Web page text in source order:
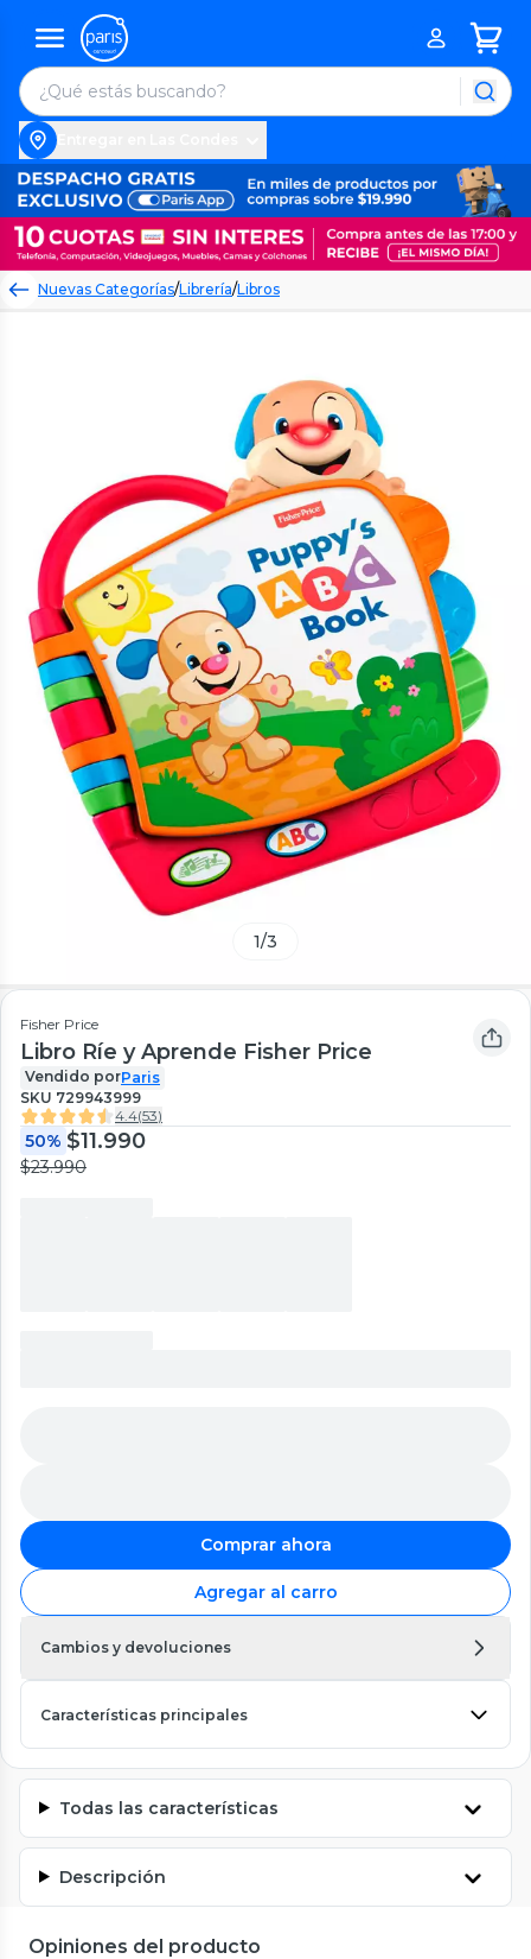
Nuevas Categorías/Librería/Libros
1/3
Fisher Price
Libro Ríe y Aprende Fisher Price
Vendido porParis
SKU 729943999
4.4(53)
50% $11.990
$23.990
Comprar ahora
Agregar al carro
Cambios y devoluciones
Características principales
Todas las características
Descripción
Opiniones del producto